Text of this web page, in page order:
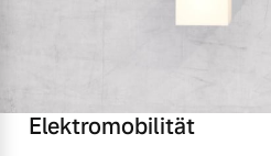
Elektromobilität